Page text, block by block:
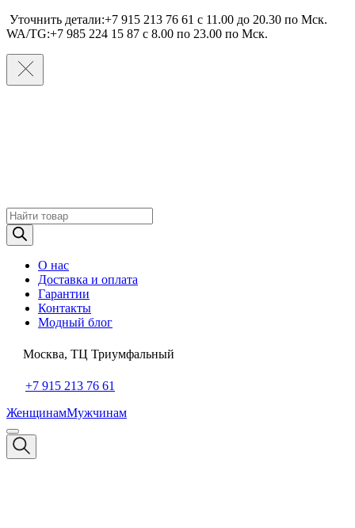
Уточнить детали:+7 915 213 76 61 c 11.00 до 20.30 по Мcк.
WA/TG:+7 985 224 15 87 c 8.00 по 23.00 по Мcк.
Поиск
товаров
О нас
Доставка и оплата
Гарантии
Контакты
Модный блог
Москва, ТЦ Триумфальный
+7 915 213 76 61
ЖенщинамМужчинам